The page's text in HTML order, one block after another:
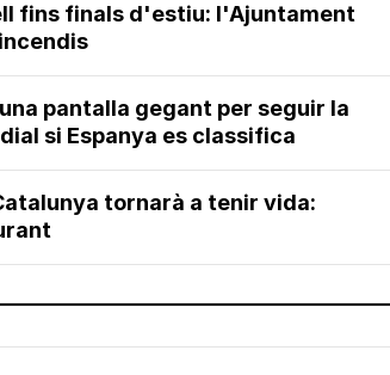
fins finals d'estiu: l'Ajuntament
pantalla gegant per seguir la
si Espanya es classifica
tornarà a tenir vida: